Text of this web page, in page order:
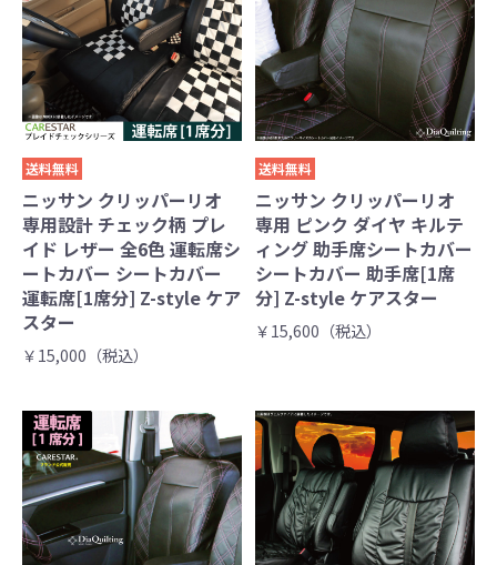
送料無料
ニッサン クリッパーリオ
専用設計 チェック柄 プレ
イド レザー 全6色 運転席シ
ートカバー シートカバー
運転席[1席分] Z-style ケア
スター
￥15,000（税込）
送料無料
ニッサン クリッパーリオ
専用 ピンク ダイヤ キルテ
ィング 助手席シートカバー
シートカバー 助手席[1席
分] Z-style ケアスター
￥15,600（税込）